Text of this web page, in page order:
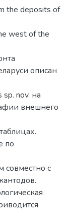
the deposits of
west of the
описан
sp. nov. на
внешнего
по
совместно с